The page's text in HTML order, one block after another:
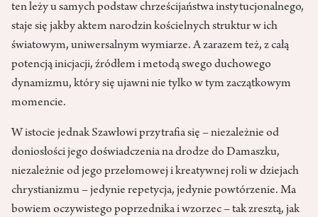
ten leży u samych podstaw chrześcijaństwa instytucjonalnego,
staje się jakby aktem narodzin kościelnych struktur w ich
światowym, uniwersalnym wymiarze. A zarazem też, z całą
potencją inicjacji, źródłem i metodą swego duchowego
dynamizmu, który się ujawni nie tylko w tym zaczątkowym
momencie.
W istocie jednak Szawłowi przytrafia się – niezależnie od
doniosłości jego doświadczenia na drodze do Damaszku,
niezależnie od jego przełomowej i kreatywnej roli w dziejach
chrystianizmu – jedynie repetycja, jedynie powtórzenie. Ma
bowiem oczywistego poprzednika i wzorzec – tak zresztą, jak